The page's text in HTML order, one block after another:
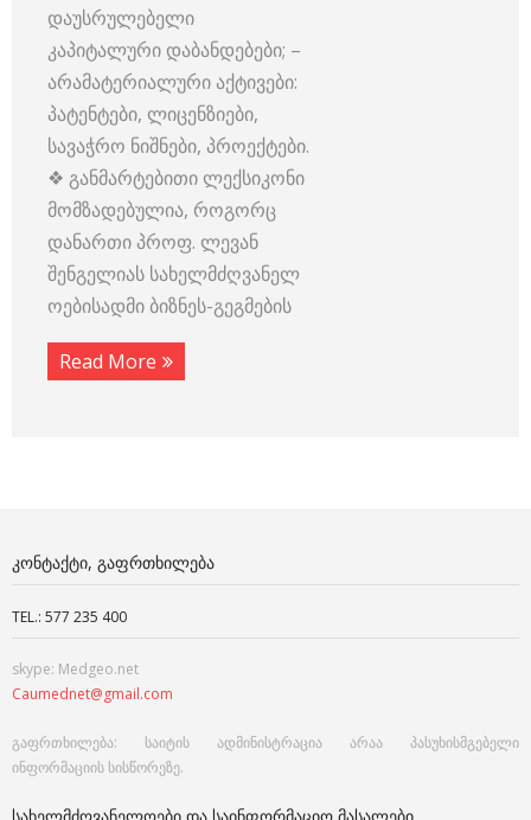
დაუსრულებელი
კაპიტალური დაბანდებები; –
არამატერიალური აქტივები:
პატენტები, ლიცენზიები,
სავაჭრო ნიშნები, პროექტები.
❖ განმარტებითი ლექსიკონი
მომზადებულია, როგორც
დანართი პროფ. ლევან
შენგელიას სახელმძღვანელ
ოებისადმი ბიზნეს-გეგმების
Read More
ᲙᲝᲜᲢᲐᲥᲢᲘ, ᲒᲐᲤᲠᲗᲮᲘᲚᲔᲑᲐ
TEL.: 577 235 400
skype: Medgeo.net
Caumednet@gmail.com
გაფრთხილება: საიტის ადმინისტრაცია არაა პასუხისმგებელი
ინფორმაციის სისწორეზე.
ᲡᲐᲮᲔᲚᲛᲫᲦᲕᲐᲜᲔᲚᲝᲔᲑᲘ ᲓᲐ ᲡᲐᲘᲜᲤᲝᲠᲛᲐᲪᲘᲝ ᲛᲐᲡᲐᲚᲔᲑᲘ